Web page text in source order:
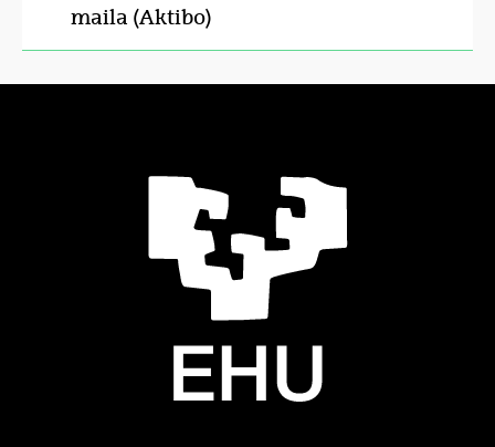
maila (Aktibo)